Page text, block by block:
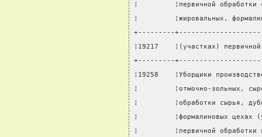
¦         ¦первичной
¦         ¦жировальных,
+---------
¦19217    ¦(участках)
+---------
¦19258    ¦Уборщики
¦         ¦отмочно-зольных,
¦         ¦обработки сырья,
¦         ¦формалиновых цехах
¦         ¦первичной